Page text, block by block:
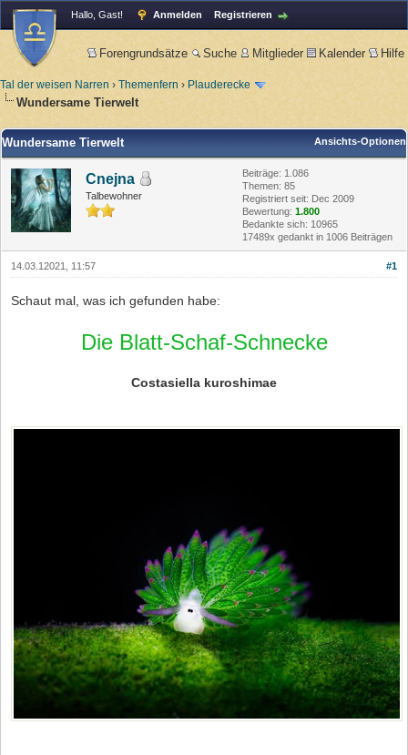
Hallo, Gast! Anmelden Registrieren
Forengrundsätze Suche Mitglieder Kalender Hilfe
Tal der weisen Narren › Themenfern › Plauderecke
Wundersame Tierwelt
Ansichts-Optionen
Wundersame Tierwelt
Cnejna
Talbewohner
Beiträge: 1.086
Themen: 85
Registriert seit: Dec 2009
Bewertung: 1.800
Bedankte sich: 10965
17489x gedankt in 1006 Beiträgen
#1
14.03.12021, 11:57
Schaut mal, was ich gefunden habe:
Die Blatt-Schaf-Schnecke
Costasiella kuroshimae